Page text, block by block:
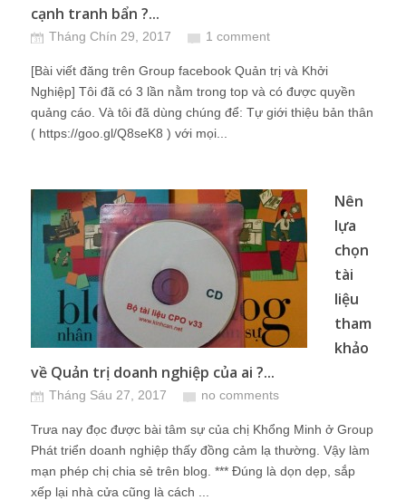
cạnh tranh bẩn ?...
Tháng Chín 29, 2017 1 comment
[Bài viết đăng trên Group facebook Quản trị và Khởi
Nghiệp] Tôi đã có 3 lần nằm trong top và có được quyền
quảng cáo. Và tôi đã dùng chúng để: Tự giới thiệu bản thân
( https://goo.gl/Q8seK8 ) với mọi...
Nên
lựa
chọn
tài
liệu
tham
khảo
về Quản trị doanh nghiệp của ai ?...
Tháng Sáu 27, 2017 no comments
Trưa nay đọc được bài tâm sự của chị Khổng Minh ở Group
Phát triển doanh nghiệp thấy đồng cảm lạ thường. Vậy làm
mạn phép chị chia sẻ trên blog. *** Đúng là dọn dẹp, sắp
xếp lại nhà cửa cũng là cách ...